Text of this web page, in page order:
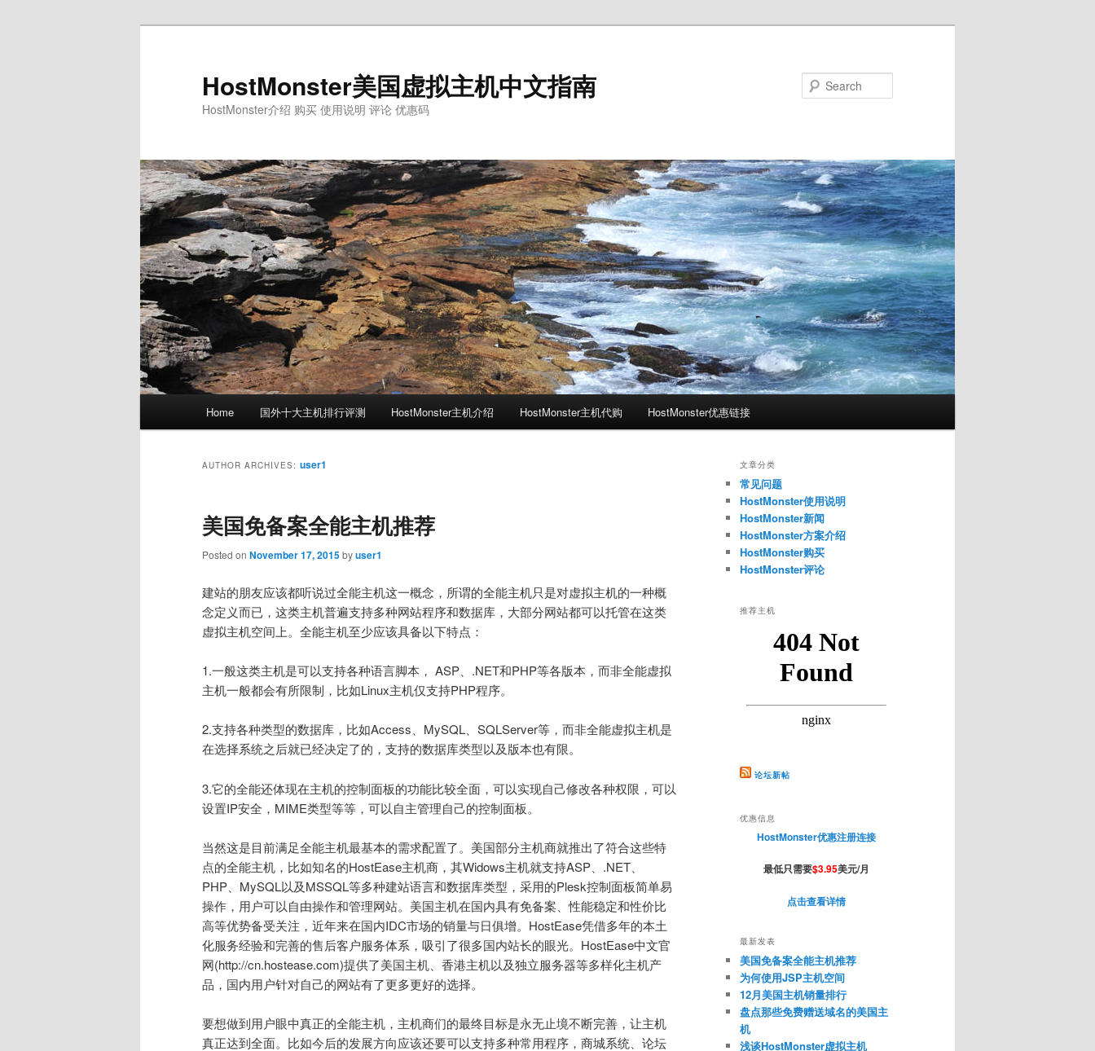
HostMonster美国虚拟主机中文指南
HostMonster介绍 购买 使用说明 评论 优惠码
Home 国外十大主机排行评测 HostMonster主机介绍 HostMonster主机代购 HostMonster优惠链接
AUTHOR ARCHIVES: user1
美国免备案全能主机推荐
Posted on November 17, 2015byuser1
建站的朋友应该都听说过全能主机这一概念，所谓的全能主机只是对虚拟主机的一种概
念定义而已，这类主机普遍支持多种网站程序和数据库，大部分网站都可以托管在这类
虚拟主机空间上。全能主机至少应该具备以下特点：
1.一般这类主机是可以支持各种语言脚本， ASP、.NET和PHP等各版本，而非全能虚拟
主机一般都会有所限制，比如Linux主机仅支持PHP程序。
2.支持各种类型的数据库，比如Access、MySQL、SQLServer等，而非全能虚拟主机是
在选择系统之后就已经决定了的，支持的数据库类型以及版本也有限。
3.它的全能还体现在主机的控制面板的功能比较全面，可以实现自己修改各种权限，可以
设置IP安全，MIME类型等等，可以自主管理自己的控制面板。
当然这是目前满足全能主机最基本的需求配置了。美国部分主机商就推出了符合这些特
点的全能主机，比如知名的HostEase主机商，其Widows主机就支持ASP、.NET、
PHP、MySQL以及MSSQL等多种建站语言和数据库类型，采用的Plesk控制面板简单易
操作，用户可以自由操作和管理网站。美国主机在国内具有免备案、性能稳定和性价比
高等优势备受关注，近年来在国内IDC市场的销量与日俱增。HostEase凭借多年的本土
化服务经验和完善的售后客户服务体系，吸引了很多国内站长的眼光。HostEase中文官
网(http://cn.hostease.com)提供了美国主机、香港主机以及独立服务器等多样化主机产
品，国内用户针对自己的网站有了更多更好的选择。
要想做到用户眼中真正的全能主机，主机商们的最终目标是永无止境不断完善，让主机
真正达到全面。比如今后的发展方向应该还要可以支持多种常用程序，商城系统、论坛
文章分类
常见问题
HostMonster使用说明
HostMonster新闻
HostMonster方案介绍
HostMonster购买
HostMonster评论
推荐主机
论坛新帖
优惠信息
HostMonster优惠注册连接
最低只需要$3.95美元/月
点击查看详情
最新发表
美国免备案全能主机推荐
为何使用JSP主机空间
12月美国主机销量排行
盘点那些免费赠送域名的美国主
机
浅谈HostMonster虚拟主机